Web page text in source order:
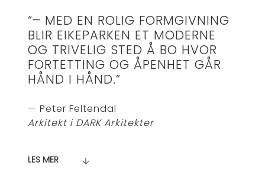
“– MED EN ROLIG FORMGIVNING
BLIR EIKEPARKEN ET MODERNE
OG TRIVELIG STED Å BO HVOR
FORTETTING OG ÅPENHET GÅR
HÅND I HÅND.”
Peter Feltendal
Arkitekt i DARK Arkitekter
LES MER